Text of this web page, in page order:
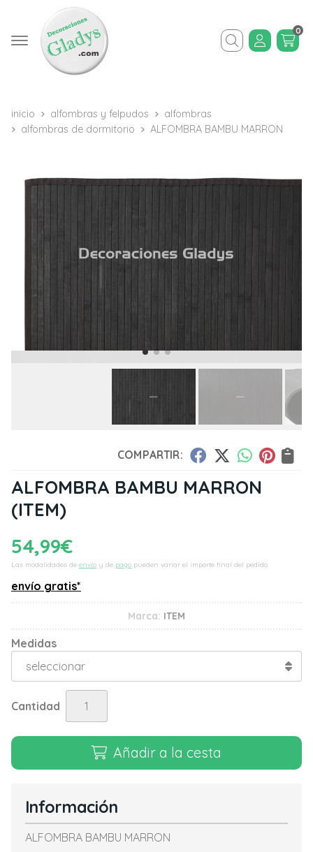
Buscar
0
inicio alfombras y felpudos
alfombras
alfombras de dormitorio
ALFOMBRA BAMBU MARRON
COMPARTIR:
ALFOMBRA BAMBU MARRON
(ITEM)
54,99€
Las modalidades de envío y de pago pueden variar el importe final del pedido.
envío gratis*
Marca: ITEM
Medidas
Cantidad
Añadir a la cesta
Información
ALFOMBRA BAMBU MARRON